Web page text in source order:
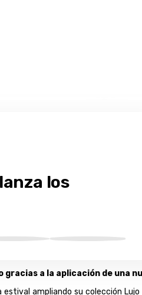
los
a la aplicación de una
ampliando su colección